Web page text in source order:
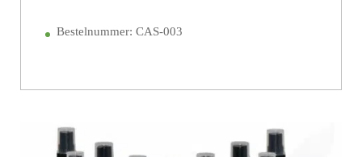
Bestelnummer: CAS-003